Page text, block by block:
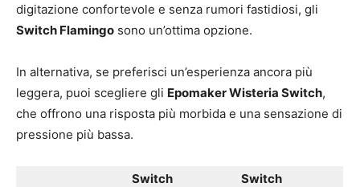
digitazione confortevole e senza rumori fastidiosi, gli
Switch Flamingo sono un’ottima opzione.
In alternativa, se preferisci un’esperienza ancora più
leggera, puoi scegliere gli Epomaker Wisteria Switch,
che offrono una risposta più morbida e una sensazione di
pressione più bassa.
Switch
Switch